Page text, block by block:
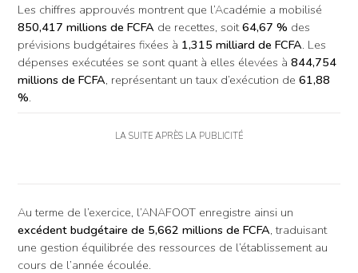
Les chiffres approuvés montrent que l’Académie a mobilisé
850,417 millions de FCFA de recettes, soit64,67 % des
prévisions budgétaires fixées à 1,315 milliard de FCFA. Les
dépenses exécutées se sont quant à elles élevées à 844,754
millions de FCFA, représentant un taux d’exécution de 61,88
%.
LA SUITE APRÈS LA PUBLICITÉ
Au terme de l’exercice, l’ANAFOOT enregistre ainsi un
excédent budgétaire de 5,662 millions de FCFA, traduisant
une gestion équilibrée des ressources de l’établissement au
cours de l’année écoulée.